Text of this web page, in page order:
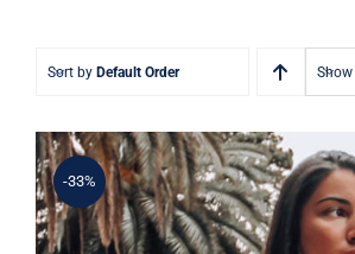
Sort by Default Order Show
-33%